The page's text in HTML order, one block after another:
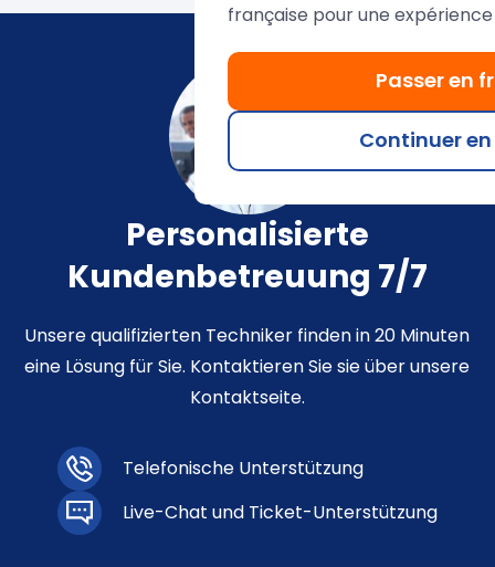
Personalisierte
Kundenbetreuung 7/7
Unsere qualifizierten Techniker finden in 20 Minuten
eine Lösung für Sie. Kontaktieren Sie sie über unsere
Kontaktseite.
Telefonische Unterstützung
Live-Chat und Ticket-Unterstützung
française pour une
Passer en
Continuer